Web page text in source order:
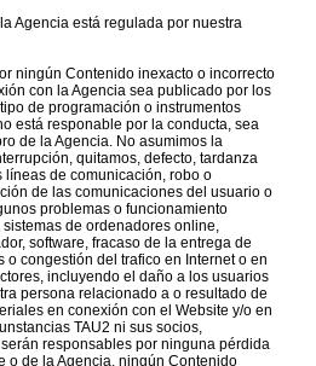
Agencia está regulada por nuestra
ningún Contenido inexacto o incorrecto
con la Agencia sea publicado por los
de programación o instrumentos
está responable por la conducta, sea
de la Agencia. No asumimos la
quitamos, defecto, tardanza
de comunicación, robo o
de las comunicaciones del usuario o
problemas o funcionamiento
de ordenadores online,
software, fracaso de la entrega de
congestión del trafico en Internet o en
incluyendo el daño a los usuarios
persona relacionado a o resultado de
en conexión con el Website y/o en
TAU2 ni sus socios,
responsables por ninguna pérdida
o de la Agencia, ningún Contenido